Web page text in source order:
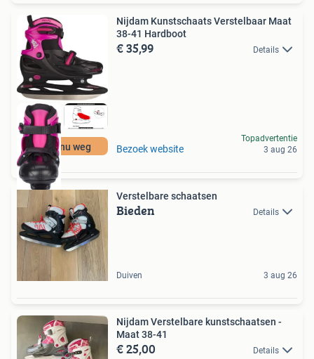
Moet nu weg
Nijdam Kunstschaats Verstelbaar Maat
38-41 Hardboot
€ 35,99 Details
Bezoek website
Topadvertentie
3 aug 26
Verstelbare schaatsen
Bieden Details
Duiven 3 aug 26
Nijdam Verstelbare kunstschaatsen -
Maat 38-41
€ 25,00 Details